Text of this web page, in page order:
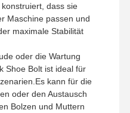
dass sie
Maschine passen und
maximale Stabilität
oder die Wartung
Shoe Bolt ist ideal für
kann für die
oder den Austausch
Bolzen und Muttern